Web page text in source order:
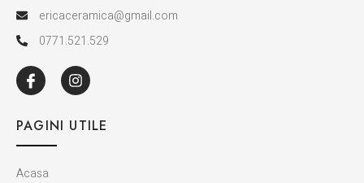
ericaceramica@gmail.com
0771.521.529
PAGINI UTILE
Acasa